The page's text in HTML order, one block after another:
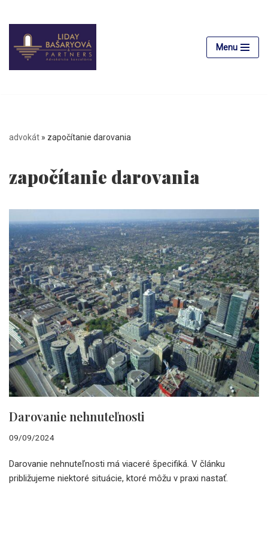
Preskočiť
na
obsah
Menu
advokát » započítanie darovania
započítanie darovania
Darovanie nehnuteľnosti
09/09/2024
Darovanie nehnuteľnosti má viaceré špecifiká. V článku
približujeme niektoré situácie, ktoré môžu v praxi nastať.